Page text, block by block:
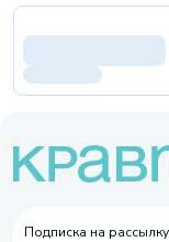
Подписка на